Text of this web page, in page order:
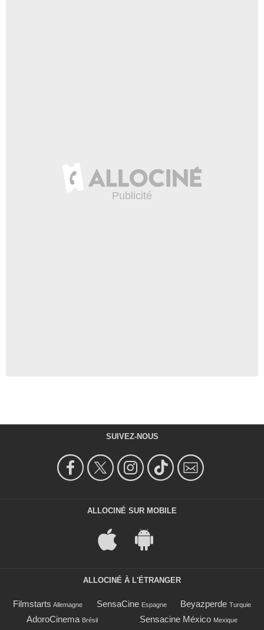
SUIVEZ-NOUS
ALLOCINÉ SUR MOBILE
ALLOCINÉ À L'ÉTRANGER
Filmstarts Allemagne SensaCine Espagne Beyazperde Turquie
AdoroCinema Brésil Sensacine México Mexique